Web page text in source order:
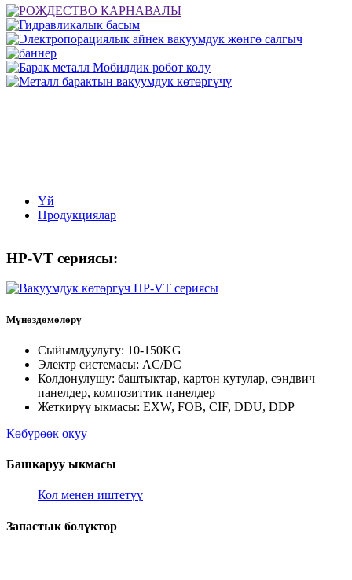
Үй
Продукциялар
HP-VT сериясы:
Мүнөздөмөлөрү
Сыйымдуулугу: 10-150KG
Электр системасы: AC/DC
Колдонулушу: баштыктар, картон кутулар, сэндвич
панелдер, композиттик панелдер
Жеткирүү ыкмасы: EXW, FOB, CIF, DDU, DDP
Көбүрөөк окуу
Башкаруу ыкмасы
Кол менен иштетүү
Запастык бөлүктөр